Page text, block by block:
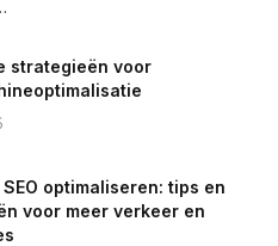
strategieën voor
optimaliseren: tips en
voor meer verkeer en